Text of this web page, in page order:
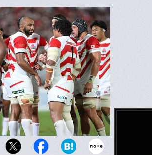
南アフリカ戦から4年後、完敗でリ